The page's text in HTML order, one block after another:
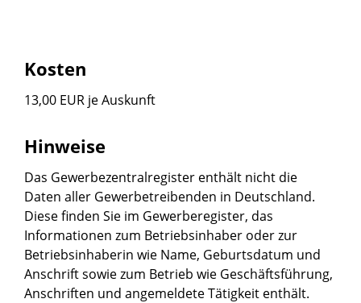
Kosten
13,00 EUR je Auskunft
Hinweise
Das Gewerbezentralregister enthält nicht die
Daten aller Gewerbetreibenden in Deutschland.
Diese finden Sie im Gewerberegister, das
Informationen zum Betriebsinhaber oder zur
Betriebsinhaberin wie Name, Geburtsdatum und
Anschrift sowie zum Betrieb wie Geschäftsführung,
Anschriften und angemeldete Tätigkeit enthält.